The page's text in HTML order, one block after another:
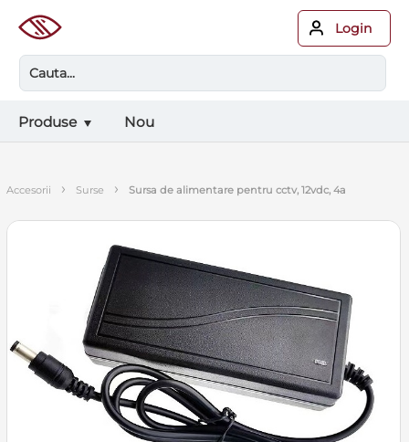
Login
Produse Nou
accesorii › surse › sursa de alimentare pentru cctv, 12vdc, 4a